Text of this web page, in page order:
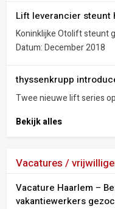
Lift leverancier steunt
Koninklijke Otolift steunt
Datum: December 2018
thyssenkrupp
Twee nieuwe lift series
Bekijk alles
Vacatures /
Vacature Haarlem –
vakantiewerkers